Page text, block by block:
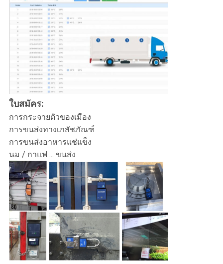
ใบสมัคร:
การกระจายตัวของเมือง
การขนส่งทางเภสัชภัณฑ์
การขนส่งอาหารแช่แข็ง
นม / กาแฟ ... ขนส่ง